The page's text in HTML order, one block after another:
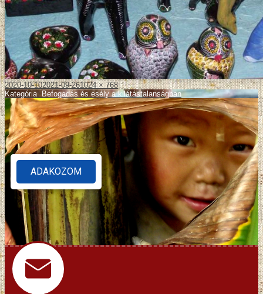
2020-10-102021-09-261024 × 768
Kategória: Befogadás és esély a kilátástalanságban
ADAKOZOM